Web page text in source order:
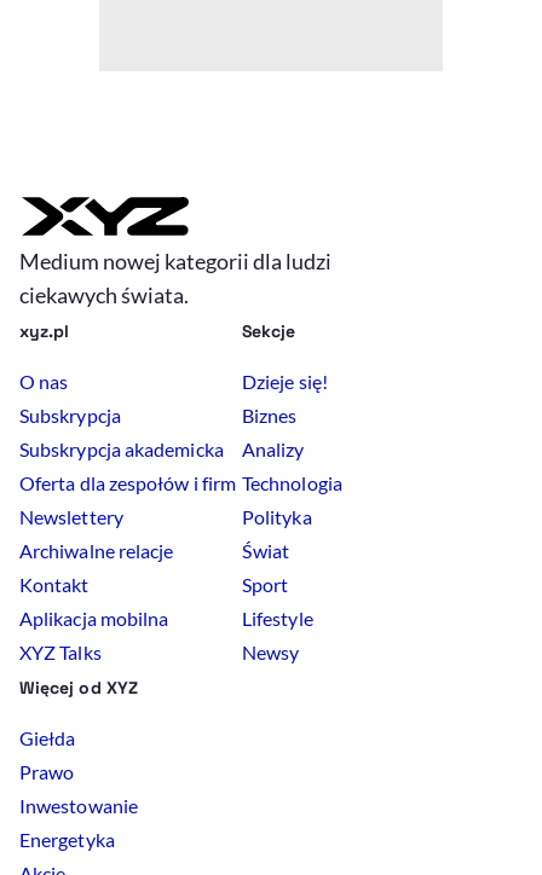
Medium nowej kategorii dla ludzi
ciekawych świata.
xyz.pl
O nas
Subskrypcja
Subskrypcja akademicka
Oferta dla zespołów i firm
Newslettery
Archiwalne relacje
Kontakt
Aplikacja mobilna
XYZ Talks
Sekcje
Dzieje się!
Biznes
Analizy
Technologia
Polityka
Świat
Sport
Lifestyle
Newsy
Więcej od XYZ
Giełda
Prawo
Inwestowanie
Energetyka